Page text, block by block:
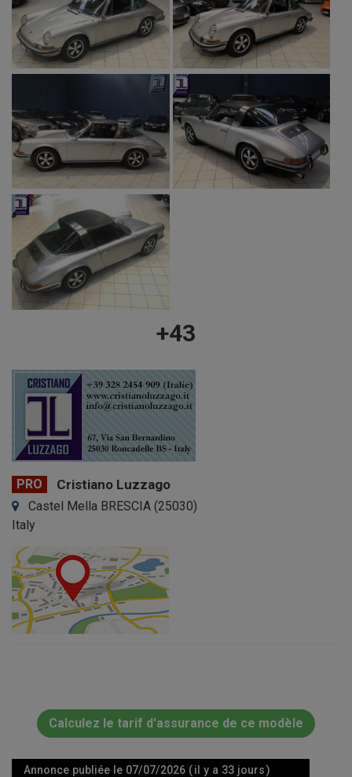
+43
PRO Cristiano Luzzago
Castel Mella BRESCIA (25030)
Italy
Calculez le tarif d'assurance de ce modèle
Annonce publiée le 07/07/2026 ( il y a 33 jours )